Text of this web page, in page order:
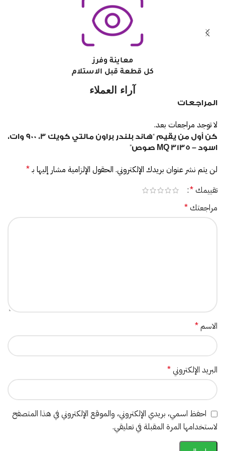
معاينة وفرز
كل قطعة قبل الاستلام
آراء العملاء
المراجعات
لا توجد مراجعات بعد.
كن أول من يقيم “هاند بلندر براون مالتي كويك 3، 900 وات،
اسود – MQ 3135 صوص”
لن يتم نشر عنوان بريدك الإلكتروني. الحقول الإلزامية مشار إليها بـ*
تقييمك*
مراجعتك*
الاسم*
البريد الإلكتروني*
احفظ اسمي، بريدي الإلكتروني، والموقع الإلكتروني في هذا المتصفح
لاستخدامها المرة المقبلة في تعليقي.